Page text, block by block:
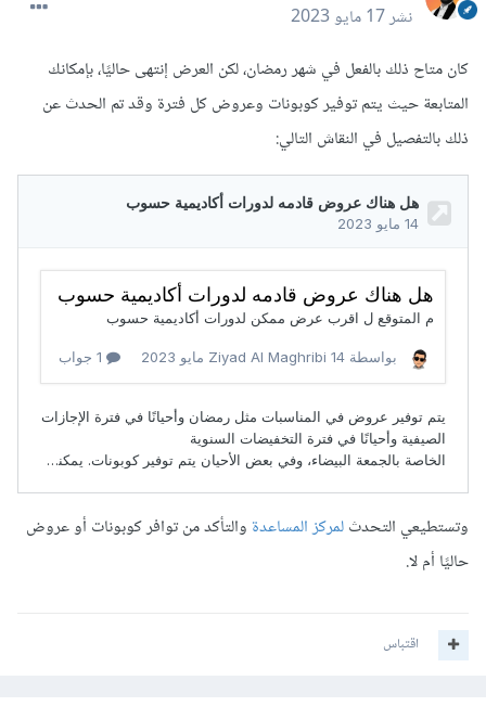
نشر17 مايو 2023
كان متاح ذلك بالفعل في شهر رمضان، لكن العرض إنتهى حاليًا، بإمكانك
المتابعة حيث يتم توفير كوبونات وعروض كل فترة وقد تم الحدث عن
ذلك بالتفصيل في النقاش التالي:
وتستطيعي التحدثلمركز المساعدة والتأكد من توافر كوبونات أو عروض
حاليًا أم لا.
اقتباس